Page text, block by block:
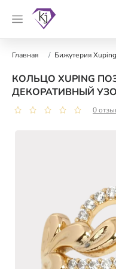
Главная Бижутерия Xuping
КОЛЬЦО XUPING
ДЕКОРАТИВНЫЙ
0